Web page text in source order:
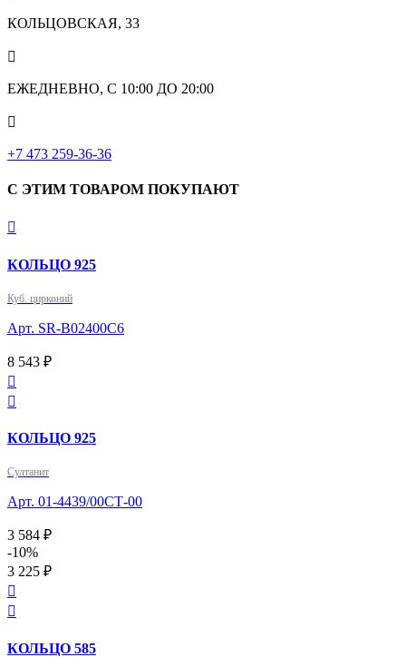
КОЛЬЦОВСКАЯ, 33

ЕЖЕДНЕВНО, С 10:00 ДО 20:00

‎+7 473 259-36-36
С ЭТИМ ТОВАРОМ ПОКУПАЮТ

КОЛЬЦО 925
Куб. цирконий
Арт. SR-B02400C6
8 543 ₽


КОЛЬЦО 925
Султанит
Арт. 01-4439/00СТ-00
3 584 ₽
-10%
3 225 ₽


КОЛЬЦО 585